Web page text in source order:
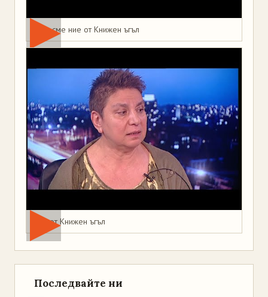
Това сме ние от Книжен ъгъл
Мая от Книжен ъгъл
Последвайте ни